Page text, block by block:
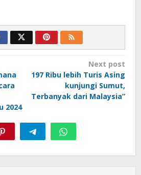
2024
Next post
197 Ribu lebih Turis Asing
kunjungi Sumut,
Terbanyak dari Malaysia”